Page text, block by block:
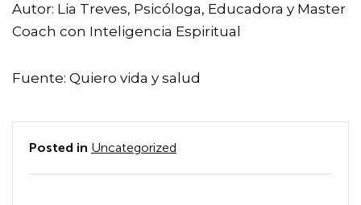
Autor: Lia Treves, Psicóloga, Educadora y Master
Coach con Inteligencia Espiritual
Fuente: Quiero vida y salud
Posted in Uncategorized